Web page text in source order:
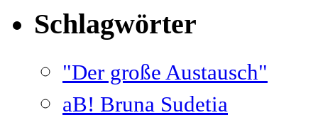
Schlagwörter
"Der große Austausch"
aB! Bruna Sudetia